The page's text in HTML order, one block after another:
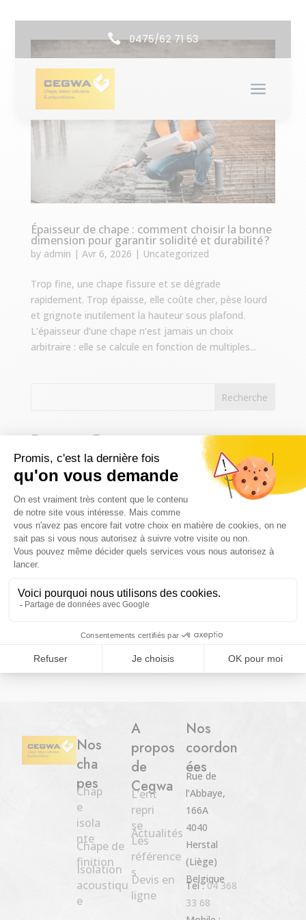
 0475/62 71 53
a
Épaisseur de chape : comment choisir la bonne
dimension pour garantir solidité et durabilité ?
by admin | Avr 6, 2026 | Uncategorized
Trop fine, une chape fissure et se dégrade
rapidement. Trop épaisse, elle coûte cher, pèse lourd
et grignote inutilement la hauteur sous plafond.
L’épaisseur d’une chape n’est jamais un choix
arbitraire : elle se calcule en fonction de multiples...
Recherche
Recent Posts
Chape stabilisée extérieure : terrasse, allée, parking
Quelle chape pour un plancher chauffant ?
Chape en appartement : comment réussir la
rénovation de votre sol sans nuire à vos voisins ?
Épaisseur de chape : comment choisir la bonne
dimension pour garantir solidité et durabilité ?
réparation durables
Recent Comments
Aucun commentaire à afficher.
Nos
cha
pes
Chap
e
isola
nte
Chape de
finition
Isolation
acoustiqu
e
A
propos
de
Cegwa
L’ent
repri
se
Actualités
Les
référence
s
Devis en
ligne
Nos
coordon
ées
Rue de
l’Abbaye,
166A
4040
Herstal
(Liège)
Belgique
Tel :04 368
33 68